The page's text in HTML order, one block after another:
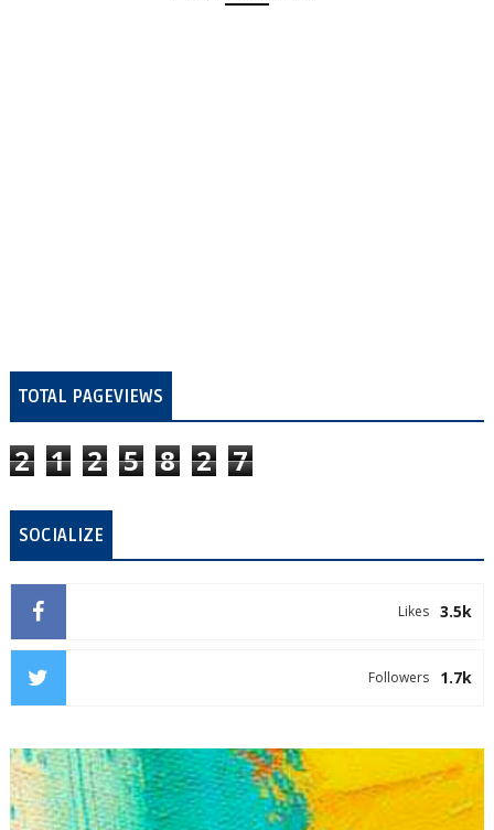
TOTAL PAGEVIEWS
2 1 2 5 8 2 7
SOCIALIZE
3.5k
Likes
1.7k
Followers